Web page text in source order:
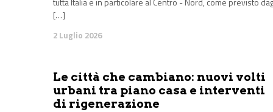
[…]
2 Luglio 2026
Le città che cambiano: nuovi volti
urbani tra piano casa e interventi
di rigenerazione